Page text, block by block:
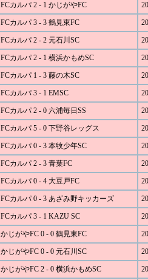
FCカルパ 2 - 1 かじがやFC
FCカルパ 3 - 3 鶴見東FC
FCカルパ 2 - 2 元石川SC
FCカルパ 2 - 1 横浜かもめSC
FCカルパ 1 - 3 藤の木SC
FCカルパ 3 - 1 EMSC
FCカルパ 2 - 0 六浦毎日SS
FCカルパ 5 - 0 下野谷レッグス
FCカルパ 0 - 3 本牧少年SC
FCカルパ 2 - 3 青葉FC
FCカルパ 0 - 4 大豆戸FC
FCカルパ 0 - 3 あざみ野キッカーズ
FCカルパ 3 - 1 KAZU SC
かじがやFC 0 - 0 鶴見東FC
かじがやFC 0 - 0 元石川SC
かじがやFC 2 - 0 横浜かもめSC